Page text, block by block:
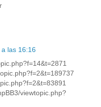
las 16:16
viewtopic.php?